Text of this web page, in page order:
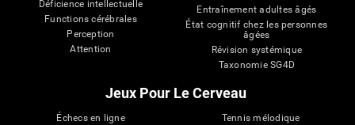
Déficience intellectuelle
Functions cérébrales
Perception
Attention
Entraînement adultes âgés
État cognitif chez les personnes
âgées
Révision systémique
Taxonomie SG4D
Jeux Pour Le Cerveau
Échecs en ligne
Tennis mélodique